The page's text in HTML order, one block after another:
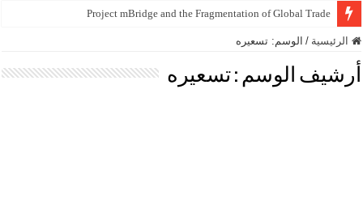
Project mBridge and the Fragmentation of Global Trade
الرئيسية / الوسم: تسعيره
أرشيف الوسم :تسعيره